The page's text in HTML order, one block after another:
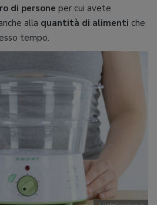
di persone per cui avete
alla quantità di alimenti che
tempo.